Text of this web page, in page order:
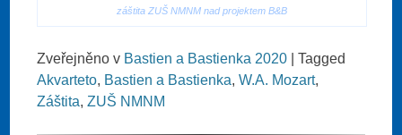
záštita ZUŠ NMNM nad projektem B&B
Zveřejněno v Bastien a Bastienka 2020 |Tagged
Akvarteto, Bastien a Bastienka,W.A. Mozart,
Záštita,ZUŠ NMNM